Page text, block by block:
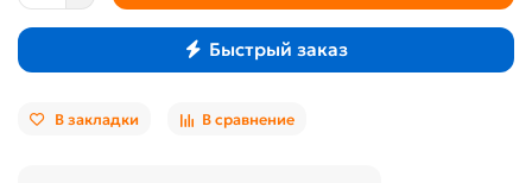
Быстрый заказ
В закладки В сравнение